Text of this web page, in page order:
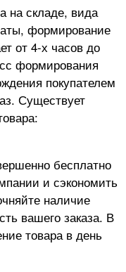
на складе, вида
формирование
от 4-х часов до
формирования
покупателем
Существует
бесплатно
и сэкономить
наличие
вашего заказа. В
товара в день